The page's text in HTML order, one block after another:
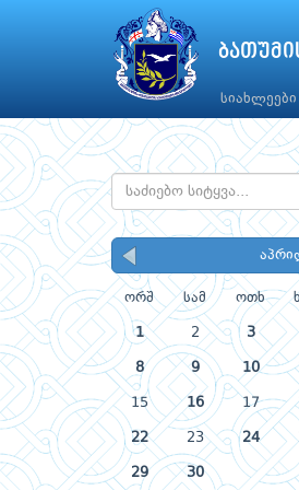
სიახლეები
ორშ სამ ოთხ
1 2 3
8 9 10
15 16 17
22 23 24
29 30